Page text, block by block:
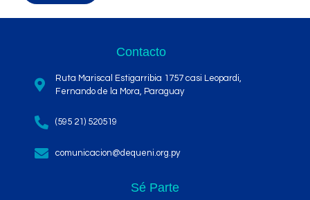
Contacto
Ruta Mariscal Estigarribia 1757 casi Leopardi,
Fernando de la Mora, Paraguay
(595 21) 520519
comunicacion@dequeni.org.py
Sé Parte